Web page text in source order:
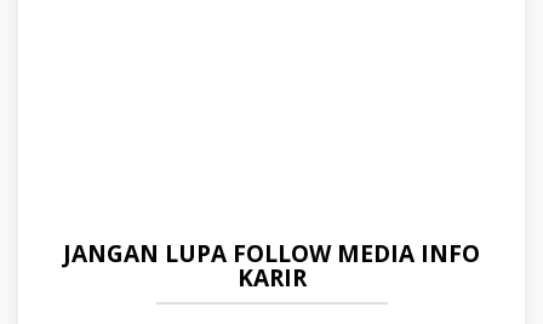
JANGAN LUPA FOLLOW MEDIA INFO
KARIR